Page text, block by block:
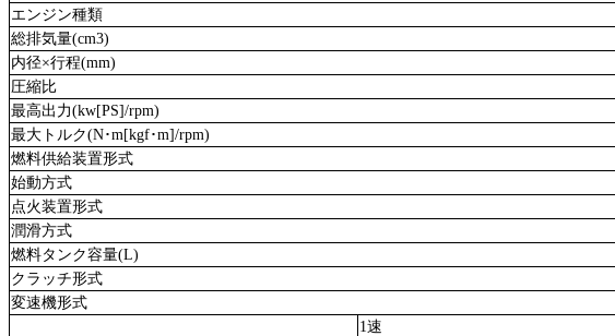
エンジン種類
総排気量(cm3)
内径×行程(mm)
圧縮比
最高出力(kw[PS]/rpm)
最大トルク(N･m[kgf･m]/rpm)
燃料供給装置形式
始動方式
点火装置形式
潤滑方式
燃料タンク容量(L)
クラッチ形式
変速機形式
1速